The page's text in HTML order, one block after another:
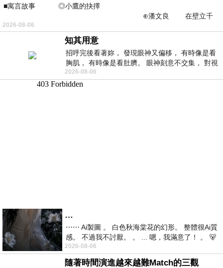
■寓言故事 ◎小鷹的抉擇
⊕潘文良 在壁立千
仞的懸崖上，有一座遮天蔽
2026-08-06
知其用意
招呼完後看著妳， 發現眼神又偏移， 有時像是看
胸肌， 有時像是看肚臍。 眼神刻意不交集， 對視
視線不對齊， 讓我很難不
2026-08-06
…
⋯⋯ Ai製圖 。 白色秋海棠花的幻形。 整體很Ai質
感。 不過我不討厭。 。 ... 嗯，我滿意了！ 。 🐻
昨中
2026-08-06
隨著時間演進越來越難Match的三觀